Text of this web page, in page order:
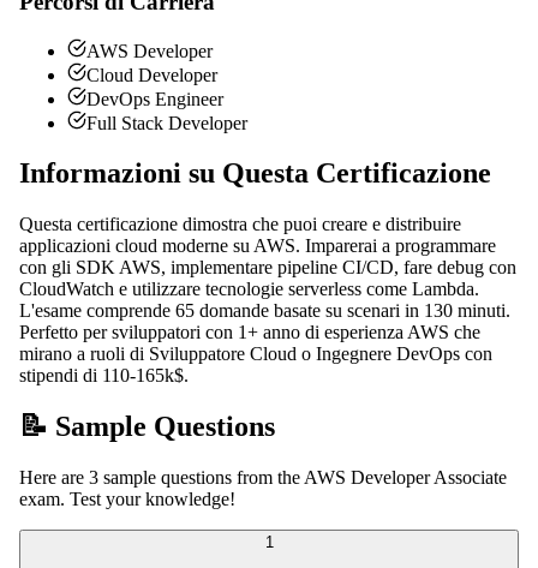
AWS Developer
Cloud Developer
DevOps Engineer
Full Stack Developer
Informazioni su Questa Certificazione
Questa certificazione dimostra che puoi creare e distribuire
applicazioni cloud moderne su AWS. Imparerai a programmare
con gli SDK AWS, implementare pipeline CI/CD, fare debug con
CloudWatch e utilizzare tecnologie serverless come Lambda.
L'esame comprende 65 domande basate su scenari in 130 minuti.
Perfetto per sviluppatori con 1+ anno di esperienza AWS che
mirano a ruoli di Sviluppatore Cloud o Ingegnere DevOps con
stipendi di 110-165k$.
📝 Sample Questions
Here are 3 sample questions from the AWS Developer Associate
exam. Test your knowledge!
1